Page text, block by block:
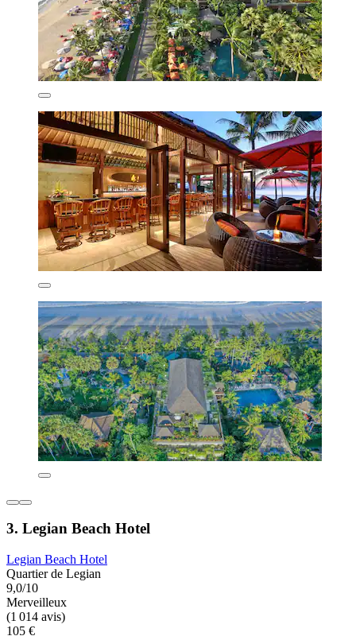
3. Legian Beach Hotel
Legian Beach Hotel
Quartier de Legian
9,0/10
Merveilleux
(1 014 avis)
105 €